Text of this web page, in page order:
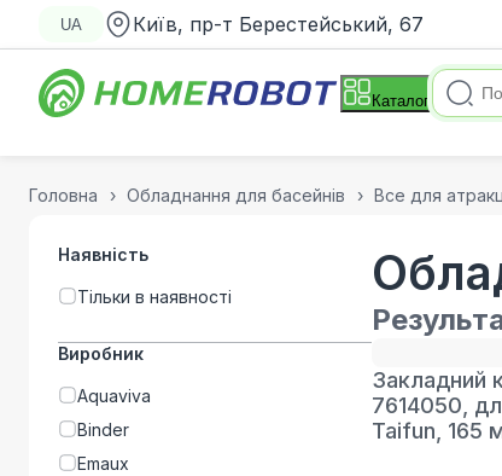
UA Київ, пр-т Берестейський, 67
Каталог
Головна Обладнання для басейнів Все для
Наявність
Тільки в наявності
Виробник
Aquaviva
Binder
Emaux
Закладний
7614050,
Taifun, 165